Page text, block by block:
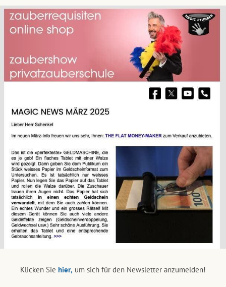
Klicken Sie hier, um sich für den Newsletter anzumelden!